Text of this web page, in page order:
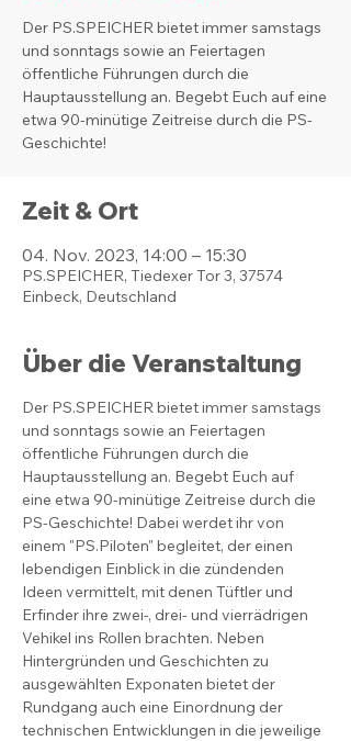
Der PS.SPEICHER bietet immer samstags
und sonntags sowie an Feiertagen
öffentliche Führungen durch die
Hauptausstellung an. Begebt Euch auf eine
etwa 90-minütige Zeitreise durch die PS-
Geschichte!
Zeit & Ort
04. Nov. 2023, 14:00 – 15:30
PS.SPEICHER, Tiedexer Tor 3, 37574
Einbeck, Deutschland
Über die Veranstaltung
Der PS.SPEICHER bietet immer samstags
und sonntags sowie an Feiertagen
öffentliche Führungen durch die
Hauptausstellung an. Begebt Euch auf
eine etwa 90-minütige Zeitreise durch die
PS-Geschichte! Dabei werdet ihr von
einem "PS.Piloten" begleitet, der einen
lebendigen Einblick in die zündenden
Ideen vermittelt, mit denen Tüftler und
Erfinder ihre zwei-, drei- und vierrädrigen
Vehikel ins Rollen brachten. Neben
Hintergründen und Geschichten zu
ausgewählten Exponaten bietet der
Rundgang auch eine Einordnung der
technischen Entwicklungen in die jeweilige